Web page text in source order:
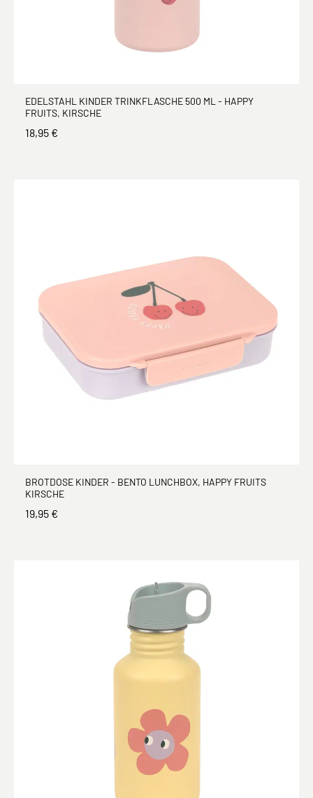
EDELSTAHL KINDER TRINKFLASCHE 500 ML - HAPPY
FRUITS, KIRSCHE
18,95 €
BROTDOSE KINDER - BENTO LUNCHBOX, HAPPY FRUITS
KIRSCHE
19,95 €